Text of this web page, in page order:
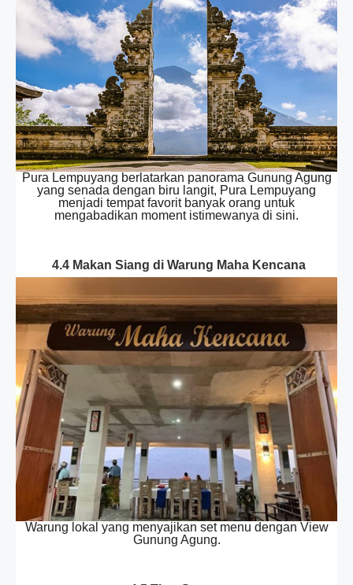
Pura Lempuyang berlatarkan panorama Gunung Agung
yang senada dengan biru langit, Pura Lempuyang
menjadi tempat favorit banyak orang untuk
mengabadikan moment istimewanya di sini.
4.4 Makan Siang di Warung Maha Kencana
Warung lokal yang menyajikan set menu dengan View
Gunung Agung.